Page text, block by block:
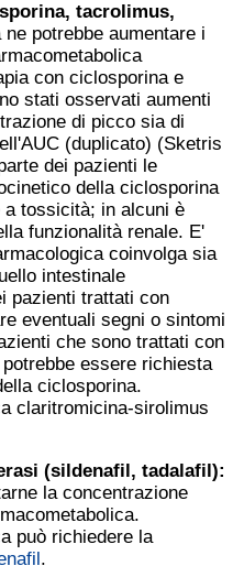
tacrolimus,
potrebbe aumentare i
con ciclosporina e
stati osservati aumenti
di picco sia di
(duplicato) (Sketris
dei pazienti le
della ciclosporina
tossicità; in alcuni è
funzionalità renale. E'
coinvolga sia
intestinale
pazienti trattati con
eventuali segni o sintomi
che sono trattati con
essere richiesta
ciclosporina.
claritromicina-sirolimus
(sildenafil , tadalafil ):
la concentrazione
può richiedere la
.